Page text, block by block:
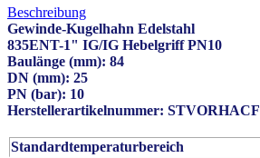
Beschreibung
Gewinde-Kugelhahn Edelstahl
835ENT-1" IG/IG Hebelgriff PN10
Baulänge (mm): 84
DN (mm): 25
PN (bar): 10
Herstellerartikelnummer: STVORHACF
Standardtemperaturbereich